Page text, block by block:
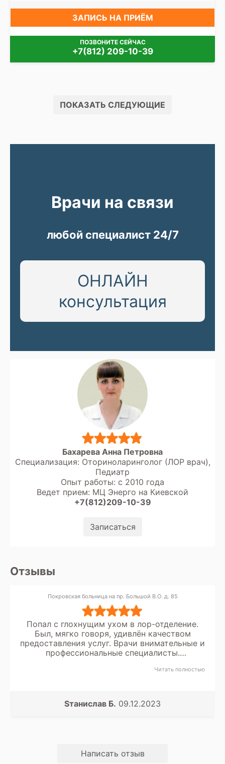
ЗАПИСЬ НА ПРИЁМ
ПОЗВОНИТЕ СЕЙЧАС
+7(812) 209-10-39
ПОКАЗАТЬ СЛЕДУЮЩИЕ
ОНЛАЙН
консультация
любой специалист 24/7
Врачи на связи
Бахарева Анна Петровна
Специализация: Оториноларинголог (ЛОР врач),
Педиатр
Опыт работы: с 2010 года
Ведет прием: МЦ Энерго на Киевской
+7(812)209-10-39
Записаться
Отзывы
Покровская больница на пр. Большой В.О. д. 85
Попал с глохнущим ухом в лор-отделение.
Был, мягко говоря, удивлён качеством
предоставления услуг. Врачи внимательные и
профессиональные специалисты.
заботливый. В отделении чисто, в палатах
Пролежал восемь дней как в санатории.
Читать полностью
Sтанислав Б. 09.12.2023
Написать отзыв